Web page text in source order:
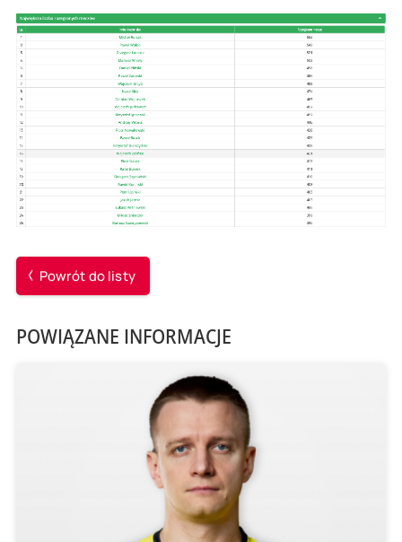
Powrót do listy
POWIĄZANE INFORMACJE